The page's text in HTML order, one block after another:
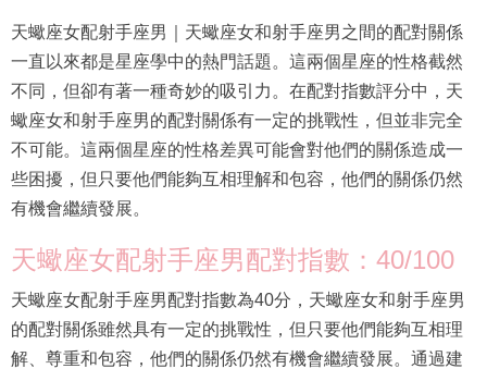
天蠍座女配射手座男｜天蠍座女和射手座男之間的配對關係
一直以來都是星座學中的熱門話題。這兩個星座的性格截然
不同，但卻有著一種奇妙的吸引力。在配對指數評分中，天
蠍座女和射手座男的配對關係有一定的挑戰性，但並非完全
不可能。這兩個星座的性格差異可能會對他們的關係造成一
些困擾，但只要他們能夠互相理解和包容，他們的關係仍然
有機會繼續發展。
天蠍座女配射手座男配對指數：40/100
天蠍座女配射手座男配對指數為40分，天蠍座女和射手座男
的配對關係雖然具有一定的挑戰性，但只要他們能夠互相理
解、尊重和包容，他們的關係仍然有機會繼續發展。通過建